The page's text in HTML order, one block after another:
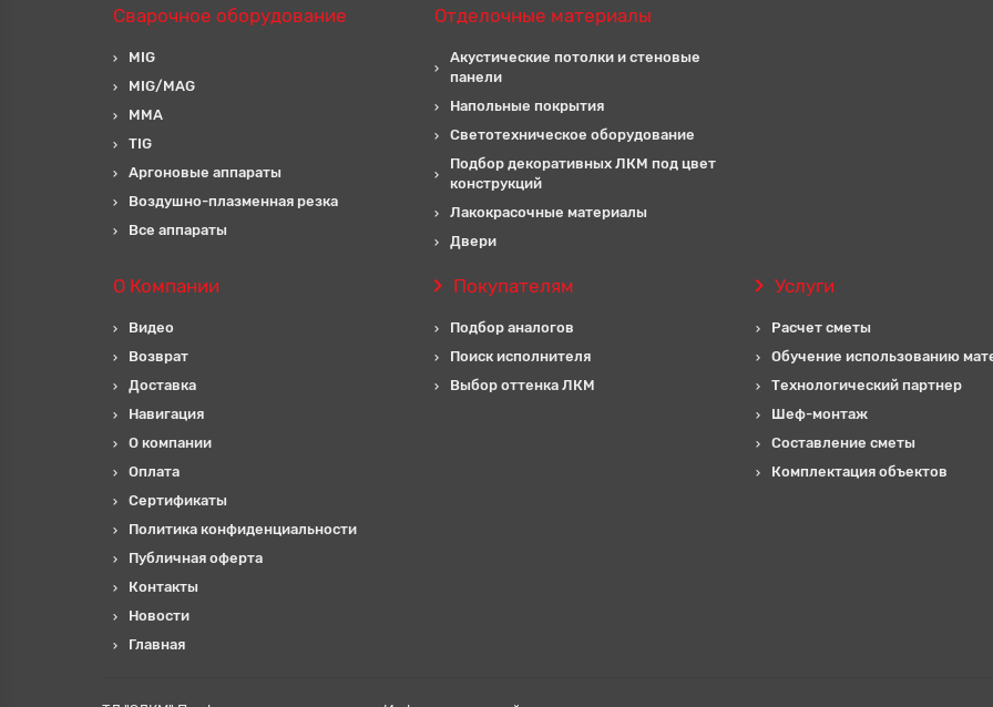
Сварочное оборудование
MIG
MIG/MAG
MMA
TIG
Аргоновые аппараты
Воздушно-плазменная резка
Все аппараты
Отделочные материалы
Акустические потолки и стеновые
панели
Напольные покрытия
Светотехническое оборудование
Подбор декоративных ЛКМ под цвет
конструкций
Лакокрасочные материалы
Двери
О Компании
Видео
Возврат
Доставка
Навигация
О компании
Оплата
Сертификаты
Политика конфиденциальности
Публичная оферта
Контакты
Новости
Главная
Покупателям
Подбор аналогов
Поиск исполнителя
Выбор оттенка ЛКМ
Услуги
Расчет сметы
Обучение использованию
Технологический партнер
Шеф-монтаж
Составление сметы
Комплектация объектов